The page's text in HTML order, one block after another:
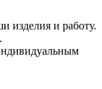
изделия и работу.